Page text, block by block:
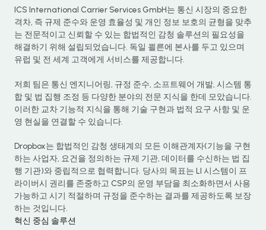
ICS International Carrier Services GmbH는 통신 시장의 중요한
격차, 즉 규제 준수와 운영 효율성 및 개인 정보 보호의 균형을 맞추
는 전문적이고 신뢰할 수 있는 합법적인 감청 솔루션의 필요성을
해결하기 위해 설립되었습니다. 독일 쾰른에 본사를 두고 있으며
유럽 및 전 세계 고객에게 서비스를 제공합니다.
저희 팀은 통신 엔지니어링, 규정 준수, 소프트웨어 개발, 시스템 통
합 및 법 집행 조정 등 다양한 분야의 전문 지식을 한데 모았습니다.
이러한 교차 기능적 지식을 통해 기술 구현과 법적 요구 사항 및 운
영 현실을 연결할 수 있습니다.
Dropbox는 합법적인 감청 생태계의 모든 이해관계자(기능을 구현
하는 사업자, 요건을 정의하는 규제 기관, 데이터를 수신하는 법 집
행 기관)와 중립적으로 협력합니다. 당사의 목표는 LI 시스템이 프
라이버시 권리를 존중하고 CSP의 운영 부담을 최소화하면서 사용
가능하고 시기 적절하며 규정을 준수하는 결과를 제공하도록 보장
하는 것입니다.
혁신 중심 솔루션